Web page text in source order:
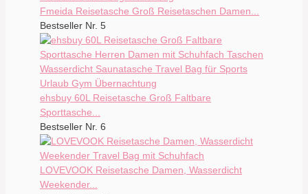
Fmeida Reisetasche Groß Reisetaschen Damen...
Bestseller Nr. 5
ehsbuy 60L Reisetasche Groß Faltbare
Sporttasche...
Bestseller Nr. 6
LOVEVOOK Reisetasche Damen, Wasserdicht
Weekender...